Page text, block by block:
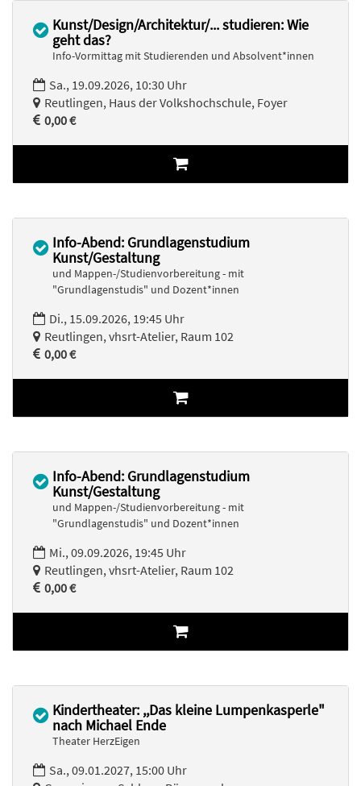
Kunst/Design/Architektur/... studieren: Wie
geht das?
Info-Vormittag mit Studierenden und Absolvent*innen
Sa., 19.09.2026, 10:30 Uhr
Reutlingen, Haus der Volkshochschule, Foyer
0,00 €
Info-Abend: Grundlagenstudium
Kunst/Gestaltung
und Mappen-/Studienvorbereitung - mit
"Grundlagenstudis" und Dozent*innen
Di., 15.09.2026, 19:45 Uhr
Reutlingen, vhsrt-Atelier, Raum 102
0,00 €
Info-Abend: Grundlagenstudium
Kunst/Gestaltung
und Mappen-/Studienvorbereitung - mit
"Grundlagenstudis" und Dozent*innen
Mi., 09.09.2026, 19:45 Uhr
Reutlingen, vhsrt-Atelier, Raum 102
0,00 €
Kindertheater: ,,Das kleine Lumpenkasperle"
nach Michael Ende
Theater HerzEigen
Sa., 09.01.2027, 15:00 Uhr